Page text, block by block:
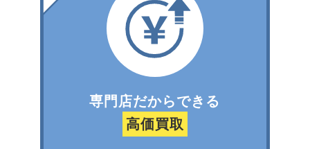
専門店だからできる
高価買取